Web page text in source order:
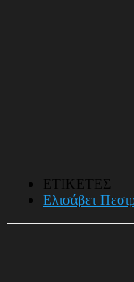
ΕΤΙΚΕΤΕΣ
Ελισάβετ